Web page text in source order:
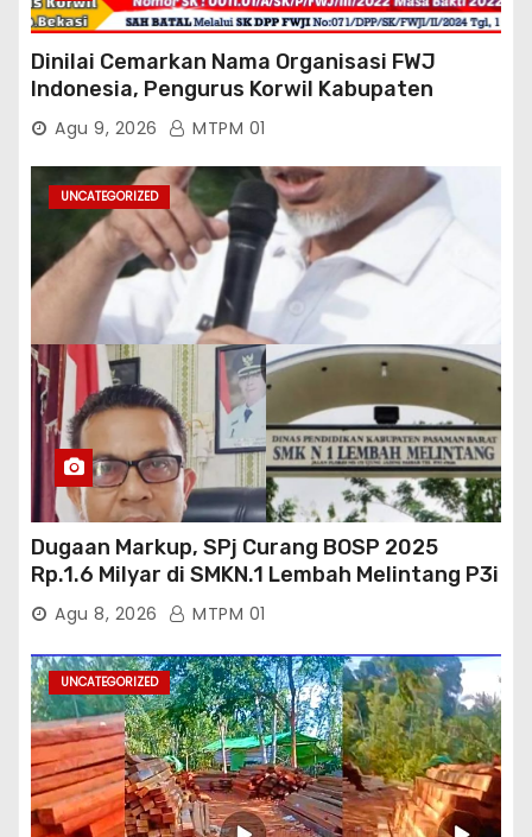
Dinilai Cemarkan Nama Organisasi FWJ
Indonesia, Pengurus Korwil Kabupaten
Bekasi Laporkan Mantan Ketua Korwil
Periode 2022-2025 Ke Mapolres Metro
Kab.Bekasi
Agu 9, 2026 MTPM 01
UNCATEGORIZED
Dugaan Markup, SPj Curang BOSP 2025
Rp.1.6 Milyar di SMKN.1 Lembah Melintang P3i
: Kajati Sumbar Panggil dan Periksa
Agu 8, 2026 MTPM 01
UNCATEGORIZED